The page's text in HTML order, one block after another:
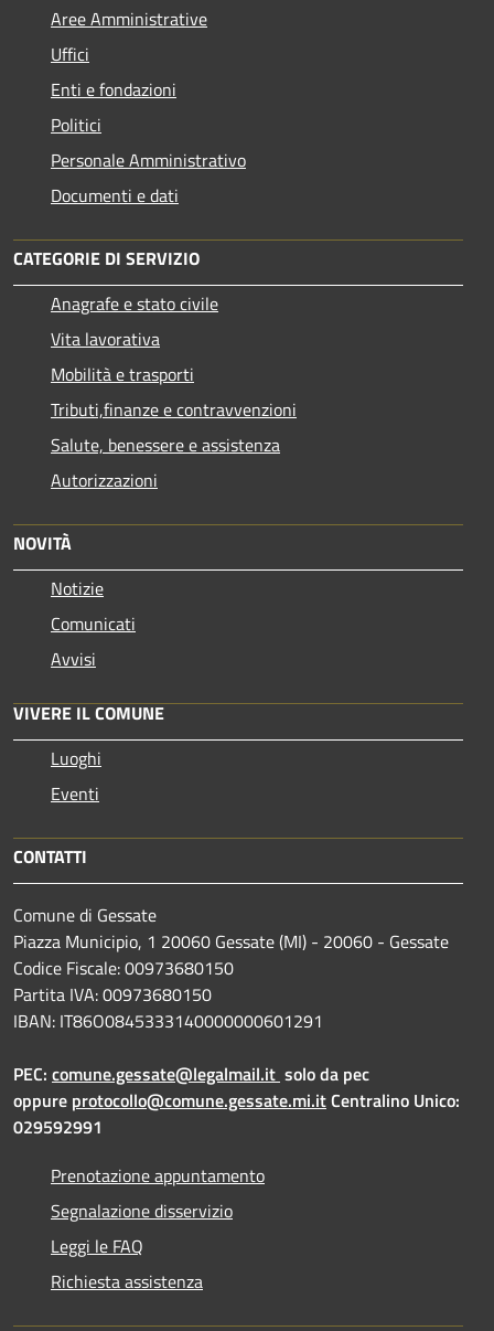
Aree Amministrative
Uffici
Enti e fondazioni
Politici
Personale Amministrativo
Documenti e dati
CATEGORIE DI SERVIZIO
Anagrafe e stato civile
Vita lavorativa
Mobilità e trasporti
Tributi,finanze e contravvenzioni
Salute, benessere e assistenza
Autorizzazioni
NOVITÀ
Notizie
Comunicati
Avvisi
VIVERE IL COMUNE
Luoghi
Eventi
CONTATTI
Comune di Gessate
Piazza Municipio, 1 20060 Gessate (MI) - 20060 - Gessate
Codice Fiscale: 00973680150
Partita IVA: 00973680150
IBAN: IT86O0845333140000000601291
PEC: comune.gessate@legalmail.it solo da pec
oppure protocollo@comune.gessate.mi.itCentralino Unico:
029592991
Prenotazione appuntamento
Segnalazione disservizio
Leggi le FAQ
Richiesta assistenza